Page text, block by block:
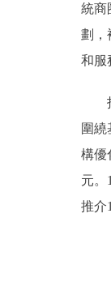
統商
劃，
和服
投
圍
構優
元。
推介